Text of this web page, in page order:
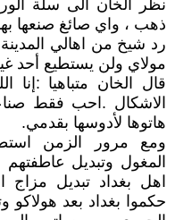
نظر الخان الى سلة
ذهب ، واي صائغ صنعها
رد شيخ من اهالي المدينة
مولاي ولن يستطيع أحد
قال الخان متباهيا
الاشكال .احب فقط
هاتوها لأدوسها بقدمي.
ومع مرور الزمن
المغول وتبديل
اهل بغداد تبديل مزاج
حكموا بغداد بعد هولاكو